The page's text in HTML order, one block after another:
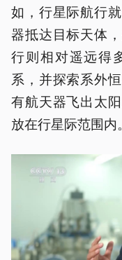
如，行星际航行
器抵达目标天体
行则相对遥远得
系，并探索系外
有航天器飞出太
放在行星际范围内。